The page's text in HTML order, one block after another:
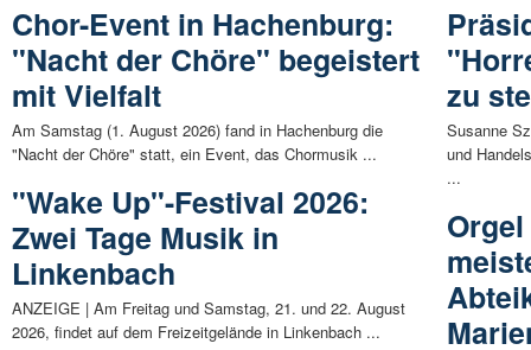
Chor-Event in Hachenburg:
"Nacht der Chöre" begeistert
mit Vielfalt
Am Samstag (1. August 2026) fand in Hachenburg die
"Nacht der Chöre" statt, ein Event, das Chormusik ...
"Wake Up"-Festival 2026:
Zwei Tage Musik in
Linkenbach
ANZEIGE | Am Freitag und Samstag, 21. und 22. August
2026, findet auf dem Freizeitgelände in Linkenbach ...
zu
Susanne
und
...